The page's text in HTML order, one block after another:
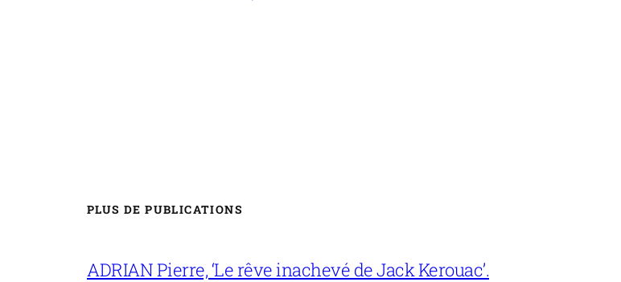
PLUS DE PUBLICATIONS
ADRIAN Pierre, ‘Le rêve inachevé de Jack Kerouac’.